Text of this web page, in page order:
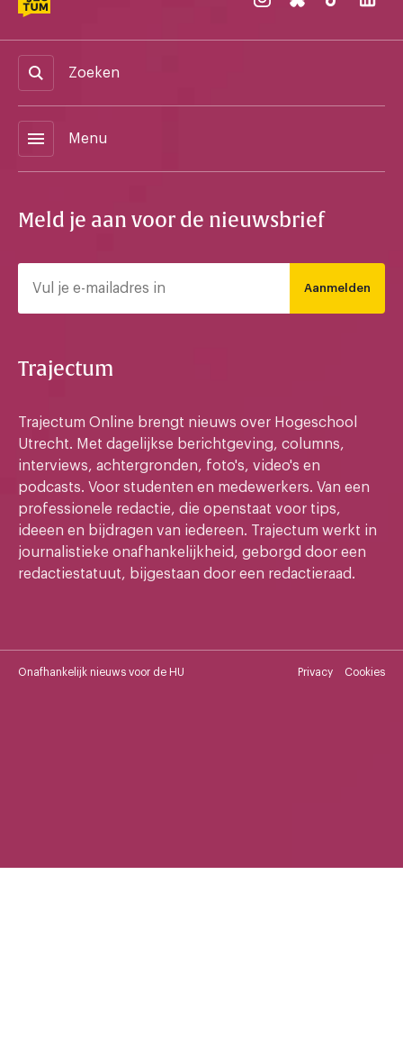
Zoeken
menu Menu
Meld je aan voor de nieuwsbrief
Aanmelden
Trajectum
Trajectum Online brengt nieuws over Hogeschool
Utrecht. Met dagelijkse berichtgeving, columns,
interviews, achtergronden, foto's, video's en
podcasts. Voor studenten en medewerkers. Van een
professionele redactie, die openstaat voor tips,
ideeen en bijdragen van iedereen. Trajectum werkt in
journalistieke onafhankelijkheid, geborgd door een
redactiestatuut, bijgestaan door een redactieraad.
Onafhankelijk nieuws voor de HU Privacy Cookies